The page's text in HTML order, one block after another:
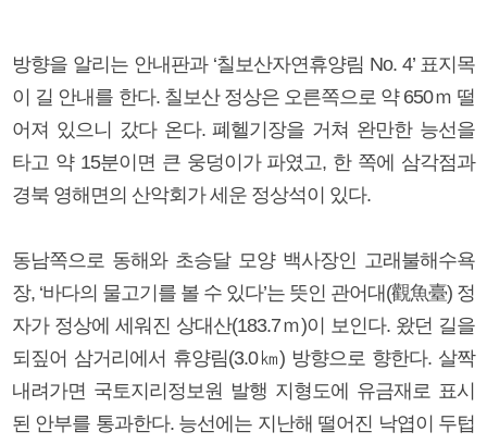
방향을 알리는 안내판과 ‘칠보산자연휴양림 No. 4’ 표지목
이 길 안내를 한다. 칠보산 정상은 오른쪽으로 약 650ｍ 떨
어져 있으니 갔다 온다. 폐헬기장을 거쳐 완만한 능선을
타고 약 15분이면 큰 웅덩이가 파였고, 한 쪽에 삼각점과
경북 영해면의 산악회가 세운 정상석이 있다.
동남쪽으로 동해와 초승달 모양 백사장인 고래불해수욕
장, ‘바다의 물고기를 볼 수 있다’는 뜻인 관어대(觀魚臺) 정
자가 정상에 세워진 상대산(183.7ｍ)이 보인다. 왔던 길을
되짚어 삼거리에서 휴양림(3.0㎞) 방향으로 향한다. 살짝
내려가면 국토지리정보원 발행 지형도에 유금재로 표시
된 안부를 통과한다. 능선에는 지난해 떨어진 낙엽이 두텁